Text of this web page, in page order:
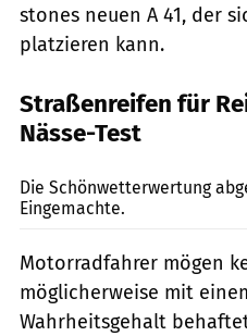
stones neuen A 41, der
platzieren kann.
Straßenreifen für
Nässe-Test
Die Schönwetterwertung
Eingemachte.
Motorradfahrer mögen
möglicherweise mit
Wahrheitsgehalt